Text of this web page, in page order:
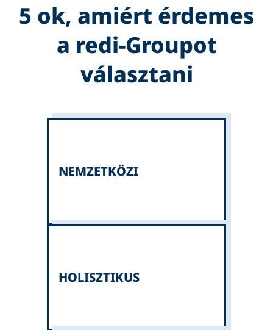
5 ok, amiért érdemes
a redi-Groupot
választani
NEMZETKÖZI
HOLISZTIKUS